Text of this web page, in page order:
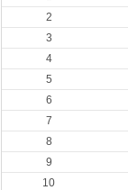
2
3
4
5
6
7
8
9
10